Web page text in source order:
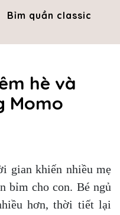
Bỉm quần classic
hè và
Momo
gian khiến nhiều mẹ
bỉm cho con. Bé ngủ
hơn, thời tiết lại